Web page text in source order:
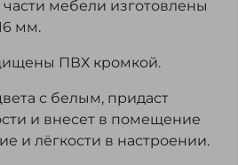
мебели изготовлены
мм.
ПВХ кромкой.
с белым, придаст
и внесет в помещение
и лёгкости в настроении.